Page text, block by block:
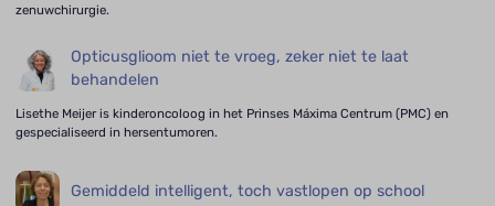
zenuwchirurgie.
Opticusglioom niet te vroeg, zeker niet te laat
behandelen
Lisethe Meijer is kinderoncoloog in het Prinses Máxima Centrum (PMC) en
gespecialiseerd in hersentumoren.
Gemiddeld intelligent, toch vastlopen op school